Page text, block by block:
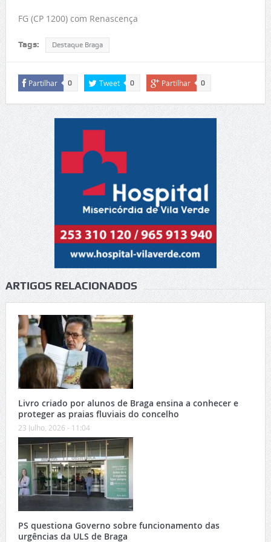
FG (CP 1200) com Renascença
Tags: Destaque Braga
Partilhar 0 Tweet 0 Partilhar 0
ARTIGOS RELACIONADOS
Livro criado por alunos de Braga ensina a conhecer e
proteger as praias fluviais do concelho
23 Julho, 2026 - 11:04
PS questiona Governo sobre funcionamento das
urgências da ULS de Braga